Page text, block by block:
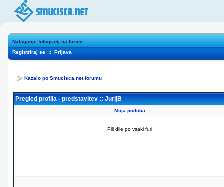
Nalaganje fotografij na forum
Registriraj se :: Prijava
Kazalo po Smucisca.net forumu
Pregled profila - predstavitev :: JurijB
Moja podoba
Pili dile po vsaki furi